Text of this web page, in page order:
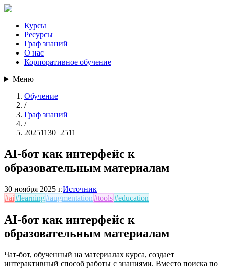
Курсы
Ресурсы
Граф знаний
О нас
Корпоративное обучение
Меню
Обучение
/
Граф знаний
/
20251130_2511
AI-бот как интерфейс к
образовательным материалам
30 ноября 2025 г.Источник
#ai#learning#augmentation#tools#education
AI-бот как интерфейс к
образовательным материалам
Чат-бот, обученный на материалах курса, создает
интерактивный способ работы с знаниями. Вместо поиска по